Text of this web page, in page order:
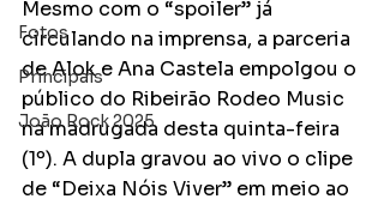
Fotos
Principais
João Rock 2025
Mesmo com o “spoiler” já
circulando na imprensa, a parceria
de Alok e Ana Castela empolgou o
público do Ribeirão Rodeo Music
na madrugada desta quinta-feira
(1º). A dupla gravou ao vivo o clipe
de “Deixa Nóis Viver” em meio ao